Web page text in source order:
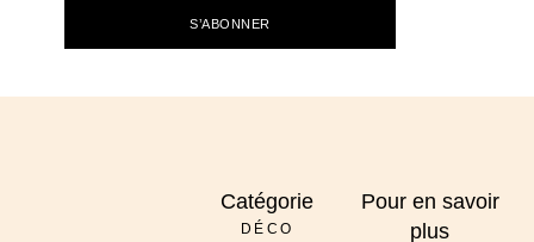
S’ABONNER
Catégorie
DÉCO
Pour en savoir
plus